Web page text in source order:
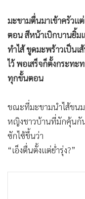
• Special Scoop
• เศรษฐกิจ-ธุรกิจ
• จีน
ชุมชน-คุณภาพชีวิต
Motoring
• เกม
• วิทยาศาสตร์
• SMEs
มะขามตื่นมาเข้าครัวแ
ตอน สีหน้าเบิกบานยิ้ม
ทำไส้ ขูดมะพร้าวเป็นเ
ไว้ พอเสร็จก็ตั้งกระท
ทุกขั้นตอน
ขณะที่มะขามนำไส้ขนม
หญิงชาวบ้านที่มักคุ้นกัน
ซักไซ้ขึ้นว่า
“เอ็งตื่นตั้งแต่ย่ำรุ่ง?”